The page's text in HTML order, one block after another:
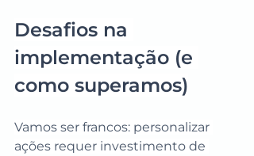
Desafios na
implementação (e
como superamos)
Vamos ser francos: personalizar
ações requer investimento de